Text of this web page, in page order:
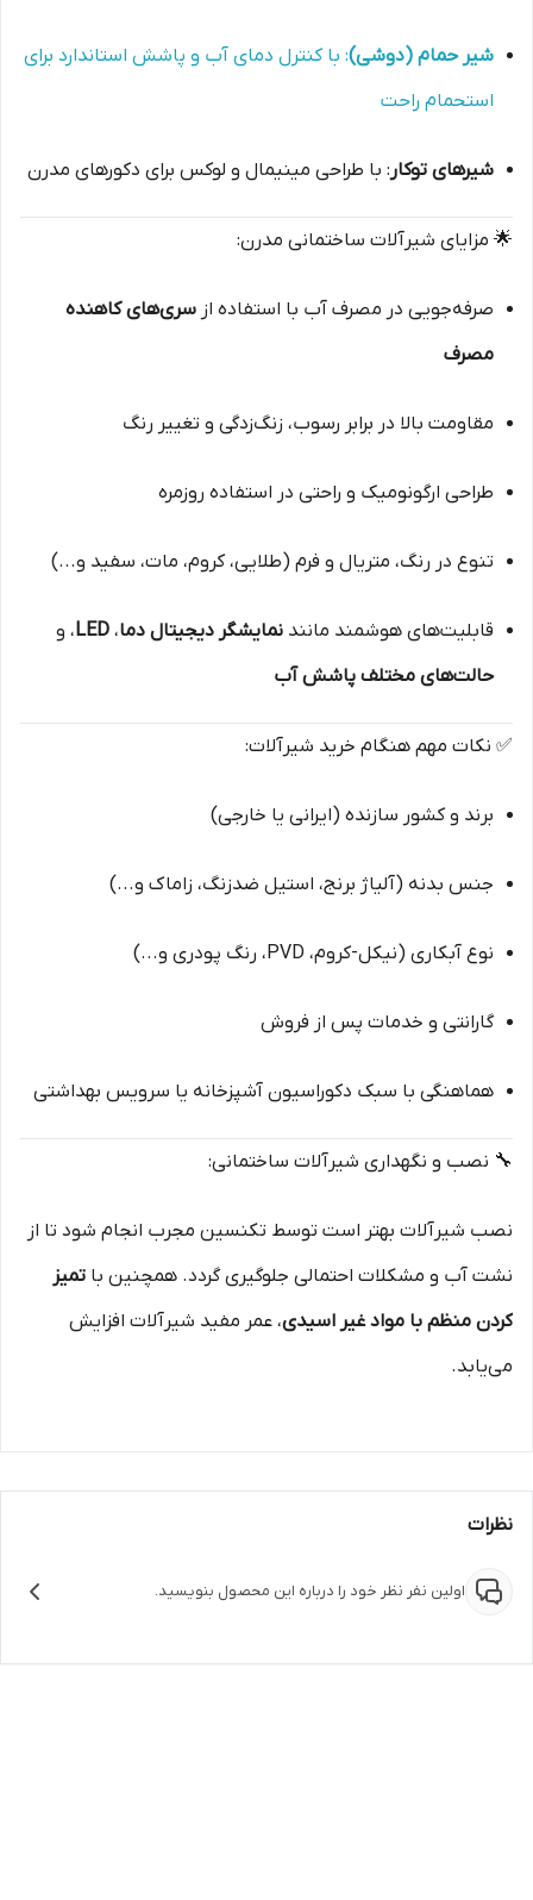
شیر حمام (دوشی): با کنترل دمای آب و پاشش استاندارد برای
استحمام راحت
شیرهای توکار : با طراحی مینیمال و لوکس برای دکورهای مدرن
🌟 مزایای شیرآلات ساختمانی مدرن:
صرفه‌جویی در مصرف آب با استفاده از سری‌های کاهنده
مصرف
مقاومت بالا در برابر رسوب، زنگ‌زدگی و تغییر رنگ
طراحی ارگونومیک و راحتی در استفاده روزمره
تنوع در رنگ، متریال و فرم (طلایی، کروم، مات، سفید و...)
قابلیت‌های هوشمند مانند نمایشگر دیجیتال دما، LED، و
حالت‌های مختلف پاشش آب
✅ نکات مهم هنگام خرید شیرآلات:
برند و کشور سازنده (ایرانی یا خارجی)
جنس بدنه (آلیاژ برنج، استیل ضدزنگ، زاماک و...)
نوع آبکاری (نیکل-کروم، PVD، رنگ پودری و...)
گارانتی و خدمات پس از فروش
هماهنگی با سبک دکوراسیون آشپزخانه یا سرویس بهداشتی
🔧 نصب و نگهداری شیرآلات ساختمانی:
نصب شیرآلات بهتر است توسط تکنسین مجرب انجام شود تا از
نشت آب و مشکلات احتمالی جلوگیری گردد. همچنین با تمیز
کردن منظم با مواد غیر اسیدی، عمر مفید شیرآلات افزایش
می‌یابد.
نظرات
اولین نفر نظر خود را درباره این محصول بنویسید.